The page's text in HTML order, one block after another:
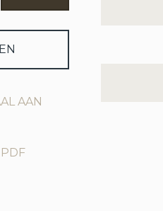
AAN